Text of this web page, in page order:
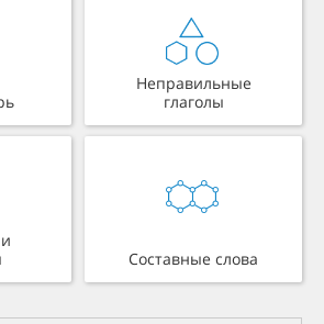
Неправильные
глаголы
Составные слова